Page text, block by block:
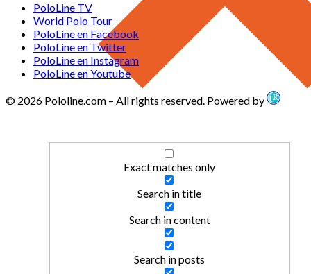
Exact matches only
Search in title
Search in content
Search in posts
PoloLine TV
World Polo Tour
PoloLine en Facebook
PoloLine en Twitter
PoloLine en Instagram
PoloLine en Youtube
© 2026 Pololine.com – All rights reserved. Powered by